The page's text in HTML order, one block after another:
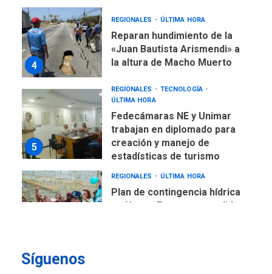
4
REGIONALES ÚLTIMA HORA
Reparan hundimiento de la
«Juan Bautista Arismendi» a
la altura de Macho Muerto
5
REGIONALES
TECNOLOGÍA
ÚLTIMA HORA
Fedecámaras NE y Unimar
trabajan en diplomado para
creación y manejo de
estadísticas de turismo
REGIONALES ÚLTIMA HORA
Plan de contingencia hídrica
en Nueva Esparta consolida
Síguenos